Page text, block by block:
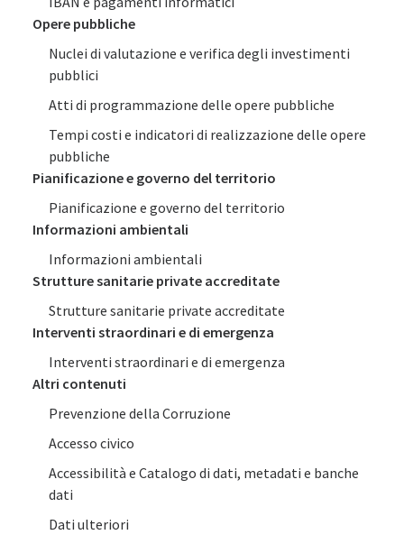
Opere pubbliche
Nuclei di valutazione e verifica degli investimenti
pubblici
Atti di programmazione delle opere pubbliche
Tempi costi e indicatori di realizzazione delle opere
pubbliche
Pianificazione e governo del territorio
Pianificazione e governo del territorio
Informazioni ambientali
Informazioni ambientali
Strutture sanitarie private accreditate
Strutture sanitarie private accreditate
Interventi straordinari e di emergenza
Interventi straordinari e di emergenza
Altri contenuti
Prevenzione della Corruzione
Accesso civico
Accessibilità e Catalogo di dati, metadati e banche
dati
Dati ulteriori